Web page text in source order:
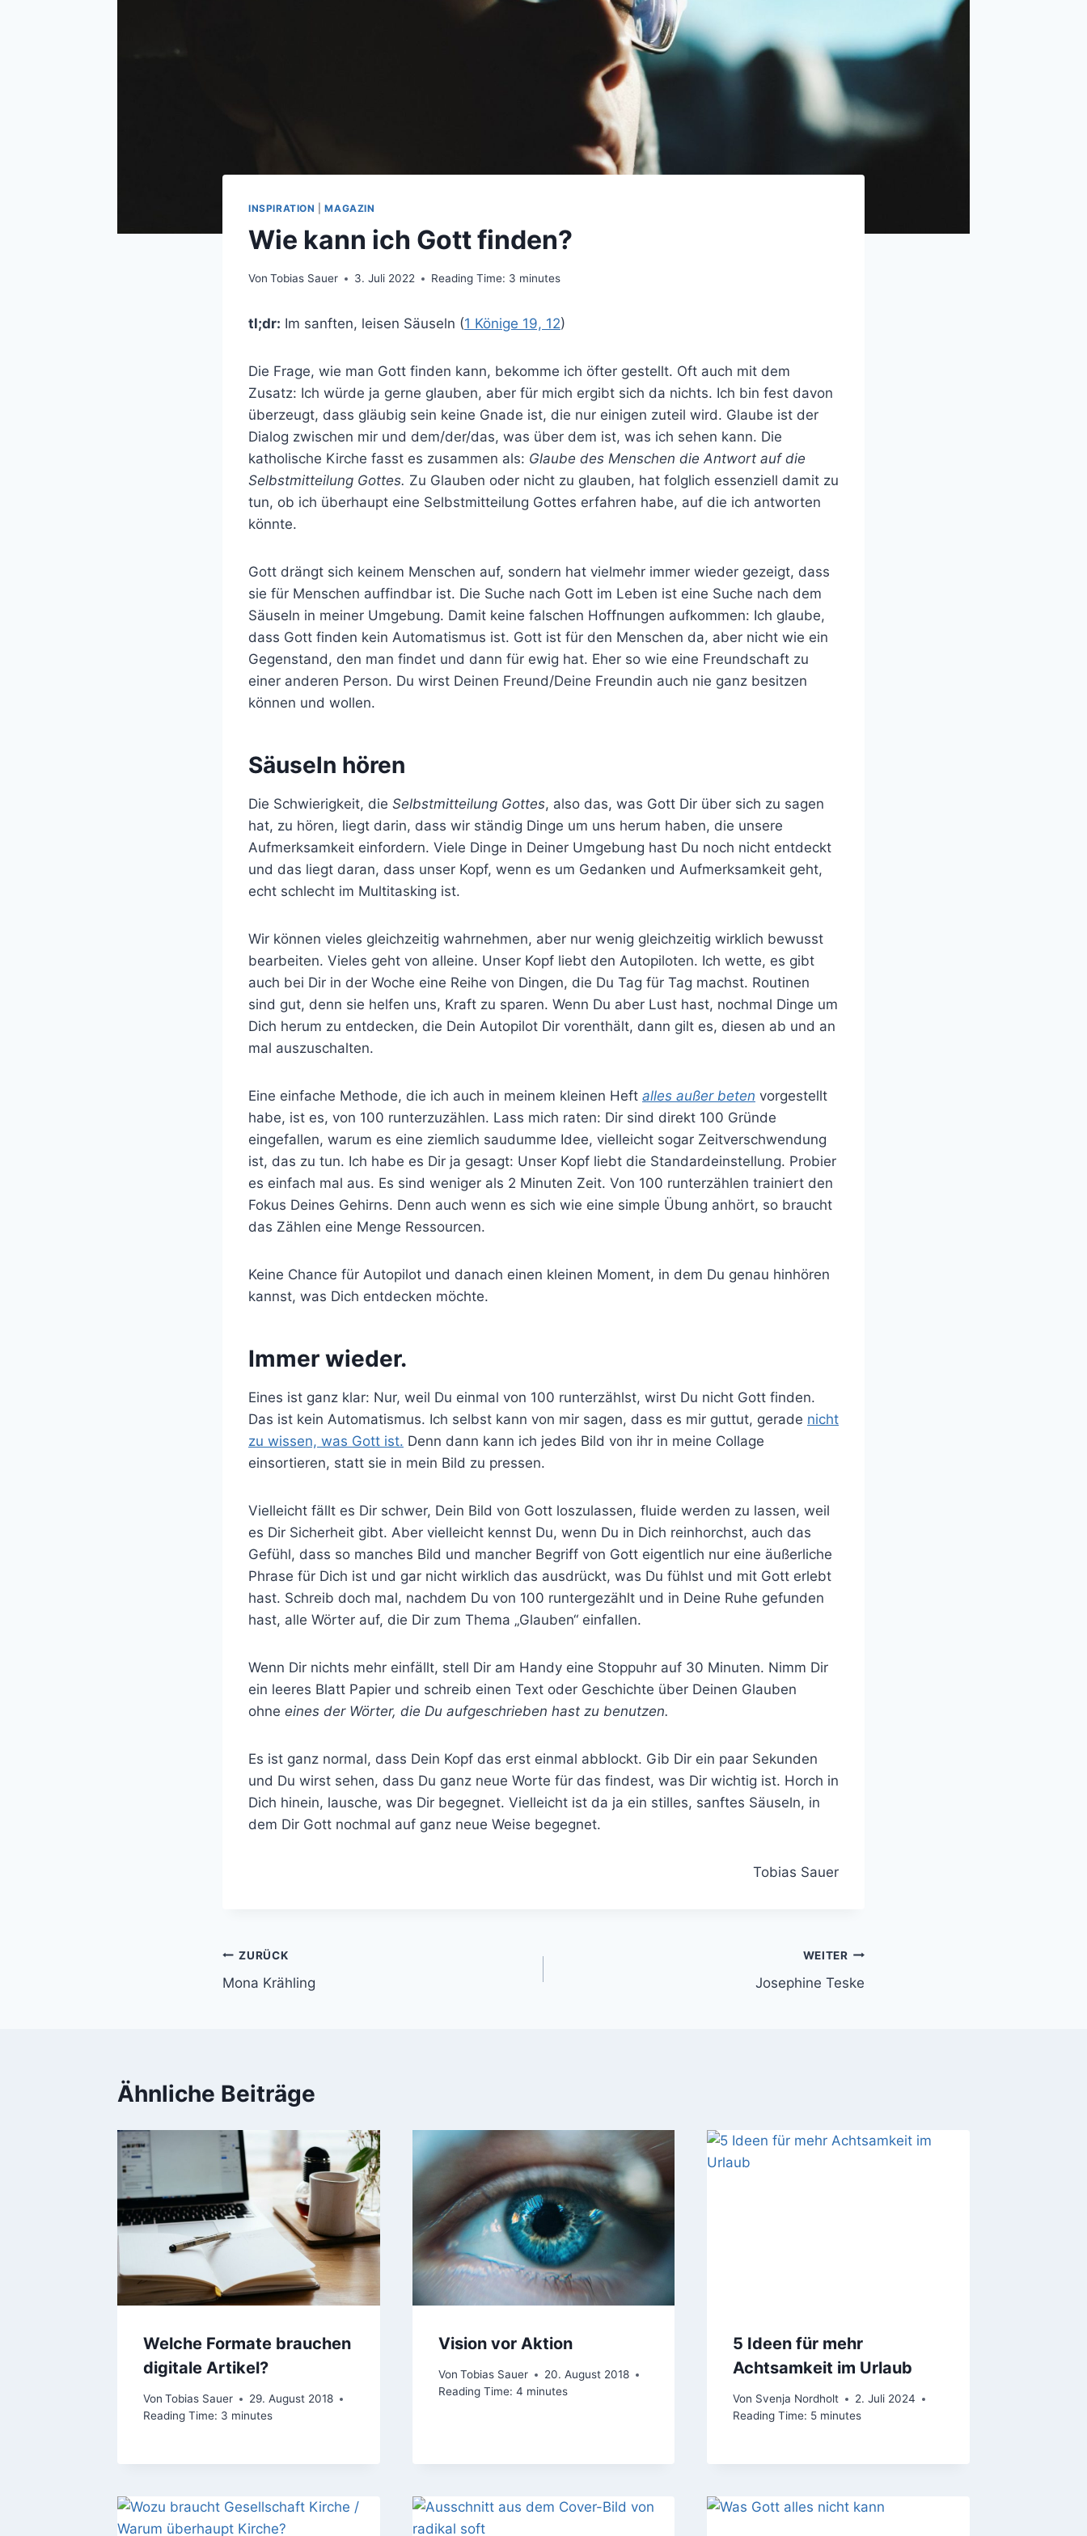
INSPIRATION |MAGAZIN
Wie kann ich Gott finden?
Von Tobias Sauer 3. Juli 2022 Reading Time: 3 minutes
tl;dr: Im sanften, leisen Säuseln (1 Könige 19, 12)
Die Frage, wie man Gott finden kann, bekomme ich öfter gestellt. Oft auch mit dem
Zusatz: Ich würde ja gerne glauben, aber für mich ergibt sich da nichts. Ich bin fest davon
überzeugt, dass gläubig sein keine Gnade ist, die nur einigen zuteil wird. Glaube ist der
Dialog zwischen mir und dem/der/das, was über dem ist, was ich sehen kann. Die
katholische Kirche fasst es zusammen als: Glaube des Menschen die Antwort auf die
Selbstmitteilung Gottes. Zu Glauben oder nicht zu glauben, hat folglich essenziell damit zu
tun, ob ich überhaupt eine Selbstmitteilung Gottes erfahren habe, auf die ich antworten
könnte.
Gott drängt sich keinem Menschen auf, sondern hat vielmehr immer wieder gezeigt, dass
sie für Menschen auffindbar ist. Die Suche nach Gott im Leben ist eine Suche nach dem
Säuseln in meiner Umgebung. Damit keine falschen Hoffnungen aufkommen: Ich glaube,
dass Gott finden kein Automatismus ist. Gott ist für den Menschen da, aber nicht wie ein
Gegenstand, den man findet und dann für ewig hat. Eher so wie eine Freundschaft zu
einer anderen Person. Du wirst Deinen Freund/Deine Freundin auch nie ganz besitzen
können und wollen.
Säuseln hören
Die Schwierigkeit, die Selbstmitteilung Gottes, also das, was Gott Dir über sich zu sagen
hat, zu hören, liegt darin, dass wir ständig Dinge um uns herum haben, die unsere
Aufmerksamkeit einfordern. Viele Dinge in Deiner Umgebung hast Du noch nicht entdeckt
und das liegt daran, dass unser Kopf, wenn es um Gedanken und Aufmerksamkeit geht,
echt schlecht im Multitasking ist.
Wir können vieles gleichzeitig wahrnehmen, aber nur wenig gleichzeitig wirklich bewusst
bearbeiten. Vieles geht von alleine. Unser Kopf liebt den Autopiloten. Ich wette, es gibt
auch bei Dir in der Woche eine Reihe von Dingen, die Du Tag für Tag machst. Routinen
sind gut, denn sie helfen uns, Kraft zu sparen. Wenn Du aber Lust hast, nochmal Dinge um
Dich herum zu entdecken, die Dein Autopilot Dir vorenthält, dann gilt es, diesen ab und an
mal auszuschalten.
Eine einfache Methode, die ich auch in meinem kleinen Heft alles außer beten vorgestellt
habe, ist es, von 100 runterzuzählen. Lass mich raten: Dir sind direkt 100 Gründe
eingefallen, warum es eine ziemlich saudumme Idee, vielleicht sogar Zeitverschwendung
ist, das zu tun. Ich habe es Dir ja gesagt: Unser Kopf liebt die Standardeinstellung. Probier
es einfach mal aus. Es sind weniger als 2 Minuten Zeit. Von 100 runterzählen trainiert den
Fokus Deines Gehirns. Denn auch wenn es sich wie eine simple Übung anhört, so braucht
das Zählen eine Menge Ressourcen.
Keine Chance für Autopilot und danach einen kleinen Moment, in dem Du genau hinhören
kannst, was Dich entdecken möchte.
Immer wieder.
Eines ist ganz klar: Nur, weil Du einmal von 100 runterzählst, wirst Du nicht Gott finden.
Das ist kein Automatismus. Ich selbst kann von mir sagen, dass es mir guttut, gerade nicht
zu wissen, was Gott ist. Denn dann kann ich jedes Bild von ihr in meine Collage
einsortieren, statt sie in mein Bild zu pressen.
Vielleicht fällt es Dir schwer, Dein Bild von Gott loszulassen, fluide werden zu lassen, weil
es Dir Sicherheit gibt. Aber vielleicht kennst Du, wenn Du in Dich reinhorchst, auch das
Gefühl, dass so manches Bild und mancher Begriff von Gott eigentlich nur eine äußerliche
Phrase für Dich ist und gar nicht wirklich das ausdrückt, was Du fühlst und mit Gott erlebt
hast. Schreib doch mal, nachdem Du von 100 runtergezählt und in Deine Ruhe gefunden
hast, alle Wörter auf, die Dir zum Thema „Glauben“ einfallen.
Wenn Dir nichts mehr einfällt, stell Dir am Handy eine Stoppuhr auf 30 Minuten. Nimm Dir
ein leeres Blatt Papier und schreib einen Text oder Geschichte über Deinen Glauben
ohne eines der Wörter, die Du aufgeschrieben hast zu benutzen.
Es ist ganz normal, dass Dein Kopf das erst einmal abblockt. Gib Dir ein paar Sekunden
und Du wirst sehen, dass Du ganz neue Worte für das findest, was Dir wichtig ist. Horch in
Dich hinein, lausche, was Dir begegnet. Vielleicht ist da ja ein stilles, sanftes Säuseln, in
dem Dir Gott nochmal auf ganz neue Weise begegnet.
Tobias Sauer
Beitragsnavigation
ZURÜCK
Mona Krähling
WEITER
Josephine Teske
Ähnliche Beiträge
Welche Formate brauchen
digitale Artikel?
Von Tobias Sauer
29. August 2018
Reading Time: 3 minutes
Vision vor Aktion
Von Tobias Sauer
20. August 2018
Reading Time: 4 minutes
5 Ideen für mehr
Achtsamkeit im Urlaub
Von Svenja Nordholt
2. Juli 2024
Reading Time: 5 minutes